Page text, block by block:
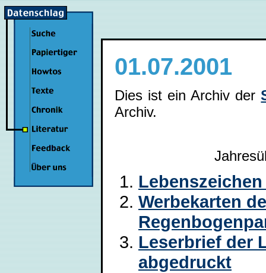
01.07.2001
Dies ist ein Archiv der
Archiv.
Werbekarten
Leserbrief der
abgedruckt